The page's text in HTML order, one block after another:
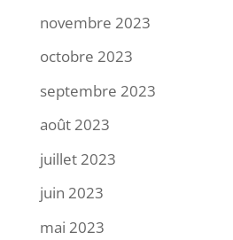
novembre 2023
octobre 2023
septembre 2023
août 2023
juillet 2023
juin 2023
mai 2023